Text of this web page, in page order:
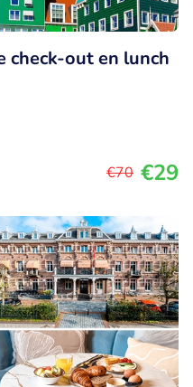
check-out en lunch
€70 €29